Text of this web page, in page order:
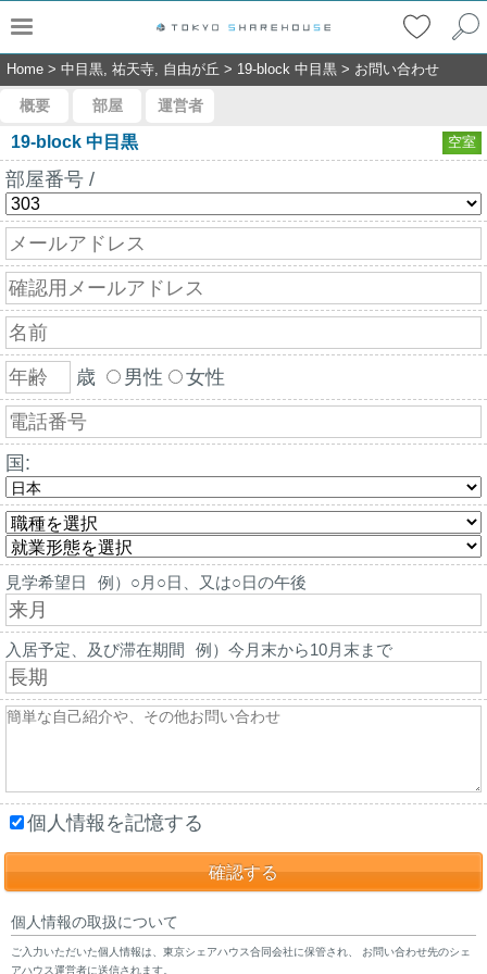
Home > 中目黒, 祐天寺, 自由が丘 > 19-block 中目黒 > お問い合わせ
概要 部屋 運営者
19-block 中目黒 空室
部屋番号 /
歳 男性 女性
国:
見学希望日 例）○月○日、又は○日の午後
入居予定、及び滞在期間 例）今月末から10月末まで
個人情報を記憶する
個人情報の取扱について
ご入力いただいた個人情報は、東京シェアハウス合同会社に保管され、 お問い合わせ先のシェ
アハウス運営者に送信されます。